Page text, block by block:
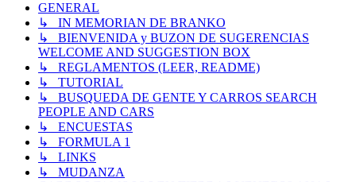
GENERAL
↳ IN MEMORIAN DE BRANKO
↳ BIENVENIDA y BUZON DE SUGERENCIAS
WELCOME AND SUGGESTION BOX
↳ REGLAMENTOS (LEER, README)
↳ TUTORIAL
↳ BUSQUEDA DE GENTE Y CARROS SEARCH
PEOPLE AND CARS
↳ ENCUESTAS
↳ FORMULA 1
↳ LINKS
↳ MUDANZA